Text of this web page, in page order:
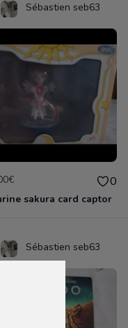
Sébastien seb63
0
sakura card captor
Sébastien seb63